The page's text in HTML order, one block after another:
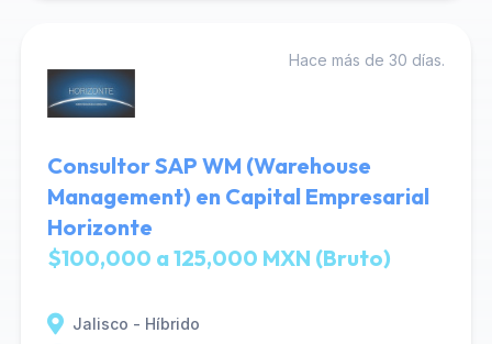
Hace más de 30 días.
Consultor SAP WM (Warehouse
Management) en Capital Empresarial
Horizonte
$100,000 a 125,000 MXN (Bruto)
Jalisco - Híbrido